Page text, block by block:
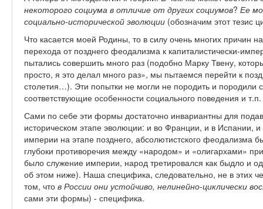
некоторого социума в отличие от других социумов? Ее
социально-исторической эволюции (обозначим этот тезис
Что касается моей Родины, то в силу очень многих причин
перехода от позднего феодализма к капиталистически-
пытались совершить много раз (подобно Марку Твену,
просто, я это делал много раз», мы пытаемся перейти к
столетия…). Эти попытки не могли не породить и
соответствующие особенности социального поведения и т.п.
Сами по себе эти формы достаточно инвариантны для
историческом этапе эволюции: и во Франции, и в Испании,
империи на этапе позднего, абсолютистского феодализма
глубоки противоречия между «народом» и «олигархами»
было служение империи, народ третировался как быдло и
об этом ниже). Наша специфика, следовательно, не в этих
том, что в России они устойчиво, нелинейно-циклически
сами эти формы) - специфика.